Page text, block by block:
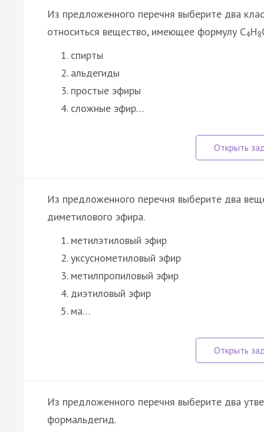
Из предложенного перечня выберите два
относиться вещество, имеющее формулу C4H8
спирты
альдегиды
простые эфиры
сложные эфир…
Из предложенного перечня выберите два
диметилового эфира.
метилэтиловый эфир
уксуснометиловый эфир
метилпропиловый эфир
диэтиловый эфир
ма…
Из предложенного перечня выберите два
формальдегид.